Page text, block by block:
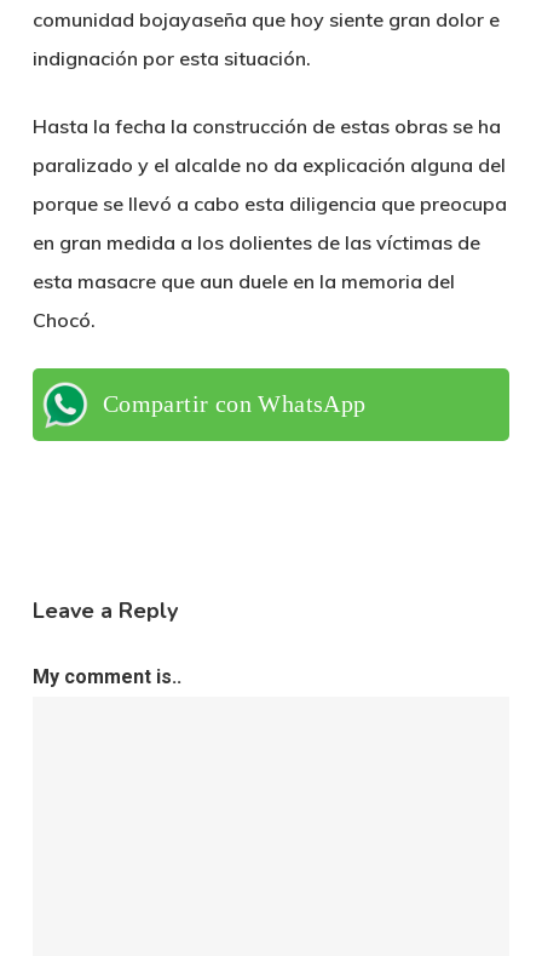
comunidad bojayaseña que hoy siente gran dolor e
indignación por esta situación.
Hasta la fecha la construcción de estas obras se ha
paralizado y el alcalde no da explicación alguna del
porque se llevó a cabo esta diligencia que preocupa
en gran medida a los dolientes de las víctimas de
esta masacre que aun duele en la memoria del
Chocó.
Compartir con WhatsApp
Leave a Reply
My comment is..